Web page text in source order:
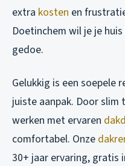
extra kosten en
Doetinchem wil je je
gedoe.
Gelukkig is een soepele
juiste aanpak. Door slim
werken met ervaren
comfortabel. Onze
30+ jaar ervaring, gratis